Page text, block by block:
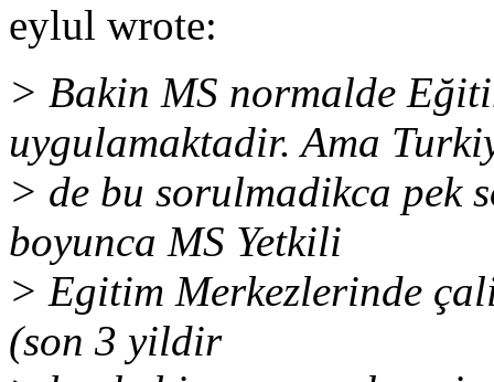
eylul wrote:
> Bakin MS normalde
uygulamaktadir. Ama
> de bu sorulmadikca pek
boyunca MS Yetkili
> Egitim Merkezlerinde
(son 3 yildir